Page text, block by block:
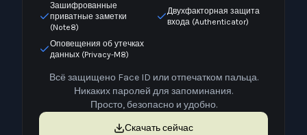
Зашифрованные
приватные заметки
(Note8)
Двухфакторная защита
входа (Authenticator)
Оповещения об утечках
данных (Privacy-M8)
Всё защищено Face ID или отпечатком пальца.
Никаких паролей для запоминания.
Просто, безопасно и удобно.
Скачать сейчас